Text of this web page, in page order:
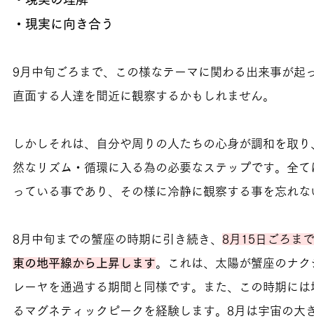
・現実に向き合う
9月中旬ごろまで、この様なテーマに関わる出来事が起
直面する人達を間近に観察するかもしれません。
しかしそれは、自分や周りの人たちの心身が調和を取
然なリズム・循環に入る為の必要なステップです。全
っている事であり、その様に冷静に観察する事を忘れ
8月中旬までの蟹座の時期に引き続き、 8月15日ごろまで
東の地平線から上昇します。これは、太陽が蟹座のナ
レーヤを通過する期間と同様です。また、この時期に
るマグネティックピークを経験します。8月は宇宙の大